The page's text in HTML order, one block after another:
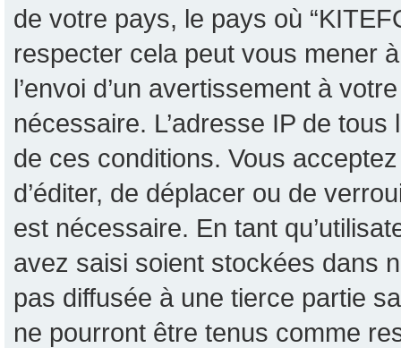
de votre pays, le pays où
respecter cela peut vous mener
l’envoi d’un avertissement à
nécessaire. L’adresse IP de
de ces conditions. Vous
d’éditer, de déplacer ou de
est nécessaire. En tant
avez saisi soient stockées dans
pas diffusée à une tierce partie
ne pourront être tenus comme